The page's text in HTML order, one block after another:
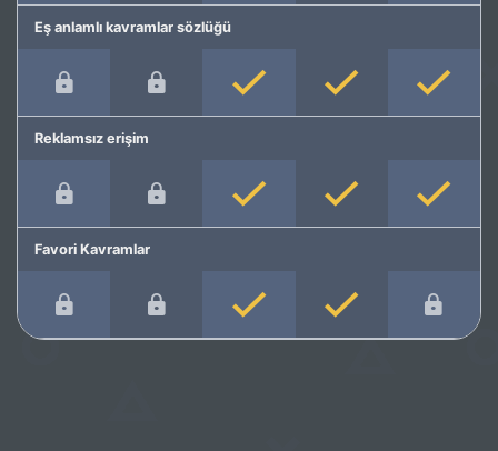
Eş anlamlı kavramlar sözlüğü
Reklamsız erişim
Favori Kavramlar